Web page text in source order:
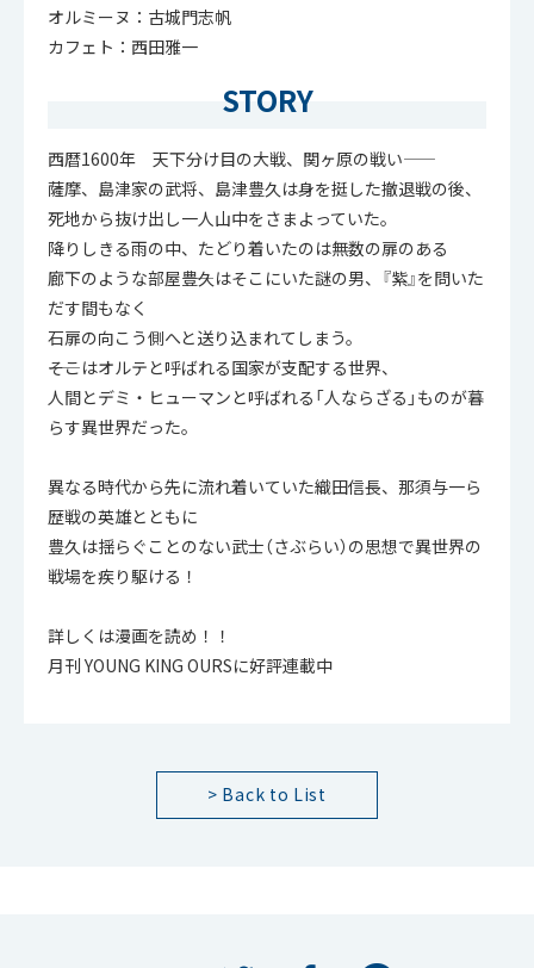
オルミーヌ：古城門志帆
カフェト：西田雅一
STORY
西暦1600年 天下分け目の大戦、関ヶ原の戦い――
薩摩、島津家の武将、島津豊久は身を挺した撤退戦の後、
死地から抜け出し一人山中をさまよっていた。
降りしきる雨の中、たどり着いたのは無数の扉のある
廊下のような部屋――豊久はそこにいた謎の男、『紫』を問いた
だす間もなく
石扉の向こう側へと送り込まれてしまう。
――そこはオルテと呼ばれる国家が支配する世界、
人間とデミ・ヒューマンと呼ばれる「人ならざる」ものが暮
らす異世界だった。
異なる時代から先に流れ着いていた織田信長、那須与一ら
歴戦の英雄とともに
豊久は揺らぐことのない武士（さぶらい）の思想で異世界の
戦場を疾り駆ける！
詳しくは漫画を読め！！
月刊 YOUNG KING OURSに好評連載中
> Back to List